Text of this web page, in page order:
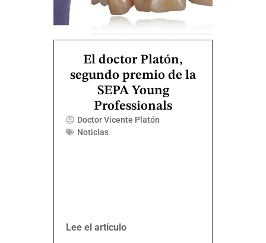
El doctor Platón,
segundo premio de la
SEPA Young
Professionals
Doctor Vicente Platón
Noticias
Lee el artículo